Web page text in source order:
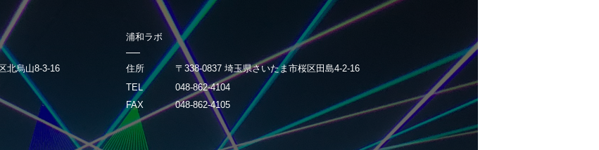
北烏山8-3-16
浦和ラボ
住所
〒338-0837 埼玉県さいたま市桜区田島4-2-16
TEL
048-862-4104
FAX
048-862-4105